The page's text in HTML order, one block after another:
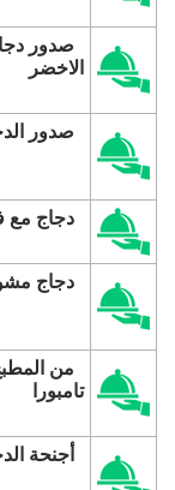
صدور
الاخضر
صدور
دجاج مع
دجاج
من
تامبورا
أجنحة